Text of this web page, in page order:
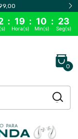
: 19 : 10 : 21
Hora(s) Min(s) Seg(s)
0